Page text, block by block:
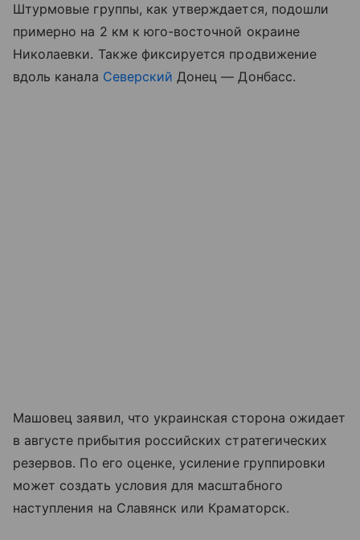
Штурмовые группы, как утверждается, подошли
примерно на 2 км к юго-восточной окраине
Николаевки. Также фиксируется продвижение
вдоль канала Северский Донец — Донбасс.
Машовец заявил, что украинская сторона ожидает
в августе прибытия российских стратегических
резервов. По его оценке, усиление группировки
может создать условия для масштабного
наступления на Славянск или Краматорск.